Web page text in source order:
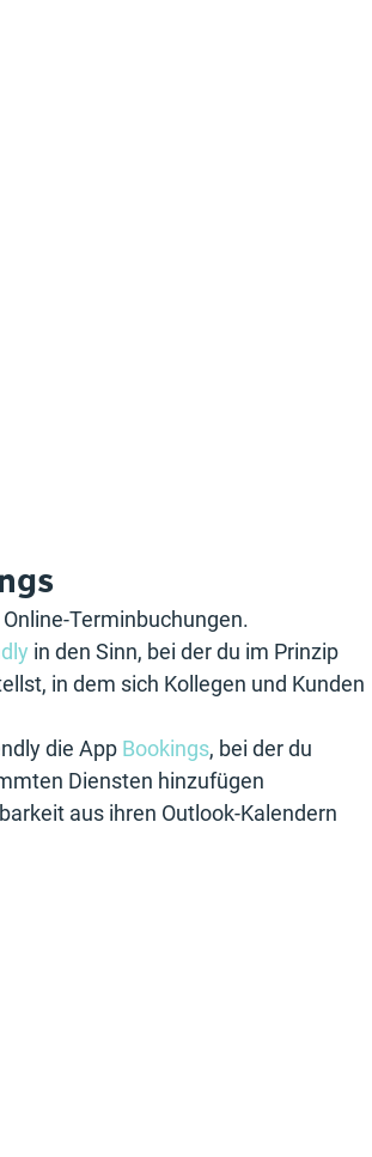
Terminbuchungen.
in den Sinn, bei der du im Prinzip
in dem sich Kollegen und Kunden
die App Bookings, bei der du
Diensten hinzufügen
aus ihren Outlook-Kalendern